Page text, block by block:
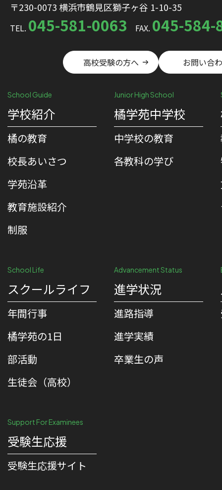
〒230-0073 横浜市鶴見区獅子ヶ谷 1-10-35
TEL. 045-581-0063 FAX. 045-584-
高校受験の方へ お問い合
School Guide
学校紹介
橘の教育
校⻑あいさつ
学苑沿革
教育施設紹介
制服
Junior High School
橘学苑中学校
中学校の教育
各教科の学び
School Life
スクールライフ
年間行事
橘学苑の1⽇
部活動
生徒会（高校）
Advancement Status
進学状況
進路指導
進学実績
卒業生の声
Support For Examinees
受験生応援
受験⽣応援サイト